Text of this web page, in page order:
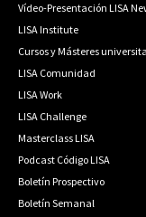
Vídeo-Presentación LISA
LISA Institute
Cursos y Másteres
LISA Comunidad
LISA Work
LISA Challenge
Masterclass LISA
Podcast Código LISA
Boletín Prospectivo
Boletín Semanal